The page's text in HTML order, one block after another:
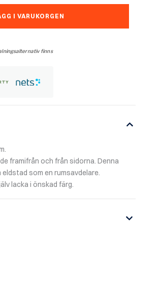
I VARUKORGEN
finns
framifrån och från sidorna. Denna
som en rumsavdelare.
lacka i önskad färg.